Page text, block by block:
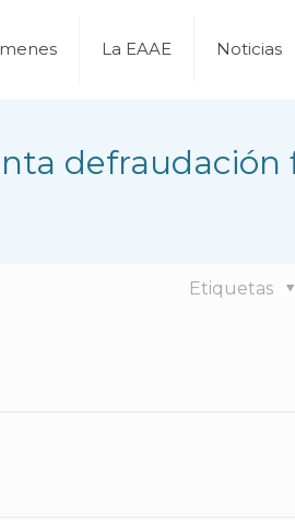
La EAAE Noticias
defraudación
Etiquetas